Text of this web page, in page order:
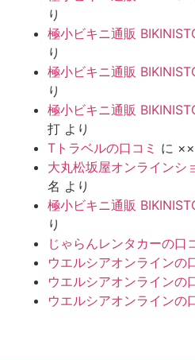
り
極小ビキニ通販
り
極小ビキニ通販
り
極小ビキニ通販
打 より
Tトラベルの口コミ に ××
大丸松坂屋オンラインシ
名 より
極小ビキニ通販
り
じゃらんレンタカーの口
ウエルシアオンラインの
ウエルシアオンラインの
ウエルシアオンラインの